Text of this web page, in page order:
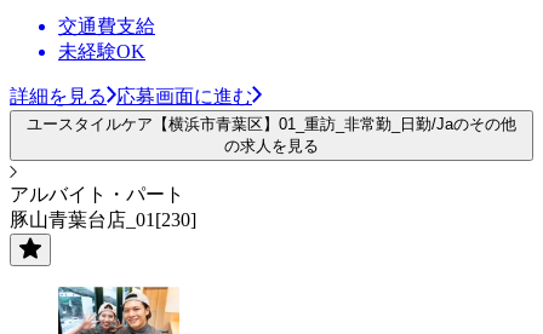
交通費支給
未経験OK
詳細を見る 応募画面に進む
ユースタイルケア【横浜市青葉区】01_重訪_非常勤_日勤/Jaのその他
の求人を見る
アルバイト・パート
豚山青葉台店_01[230]